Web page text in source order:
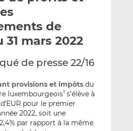
p
a
e
a
i
l
r
s
r
i
n
k
e
r
s
r
a
c
e
b
de
mars 2022
de presse 22/16
provisions et impôtsdu
luxembourgeois s’élève à
pour le premier
2022, soit une
par rapport à la même